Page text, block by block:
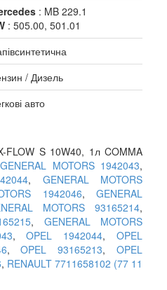
: MB 229.1
: 505.00, 501.01
/ Дизель
авто
FLOW S 10W40, 1л COMMA
GENERAL MOTORS 1942043,
, GENERAL MOTORS
1942046, GENERAL
MOTORS 93165214,
, GENERAL MOTORS
,OPEL 1942044,OPEL
,OPEL 93165213,OPEL
, RENAULT 7711658102 (77 11